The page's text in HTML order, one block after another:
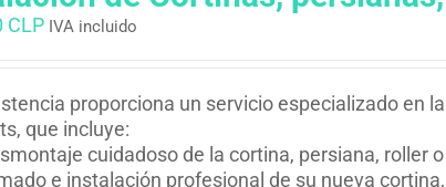
CLP IVA incluido
proporciona un servicio especializado en
que incluye:
cuidadoso de la cortina, persiana, roller
e instalación profesional de su nueva